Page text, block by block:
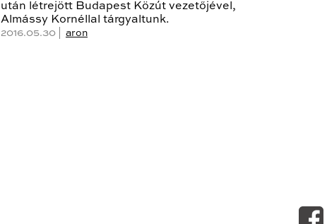
után létrejött Budapest Közút vezetőjével,
Almássy Kornéllal tárgyaltunk.
2016.05.30 | aron